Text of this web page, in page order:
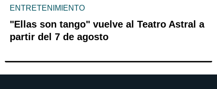
ENTRETENIMIENTO
"Ellas son tango" vuelve al Teatro Astral a
partir del 7 de agosto